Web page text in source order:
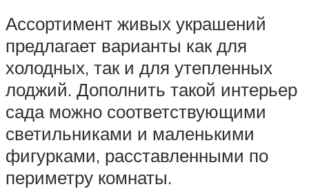
Ассортимент живых украшений
предлагает варианты как для
холодных, так и для утепленных
лоджий. Дополнить такой интерьер
сада можно соответствующими
светильниками и маленькими
фигурками, расставленными по
периметру комнаты.